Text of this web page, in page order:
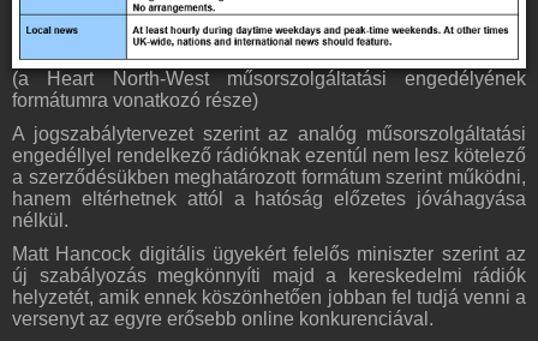
(a Heart North-West műsorszolgáltatási engedélyének
formátumra vonatkozó része)
A jogszabálytervezet szerint az analóg műsorszolgáltatási
engedéllyel rendelkező rádióknak ezentúl nem lesz kötelező
a szerződésükben meghatározott formátum szerint működni,
hanem eltérhetnek attól a hatóság előzetes jóváhagyása
nélkül.
Matt Hancock digitális ügyekért felelős miniszter szerint az
új szabályozás megkönnyíti majd a kereskedelmi rádiók
helyzetét, amik ennek köszönhetően jobban fel tudjá venni a
versenyt az egyre erősebb online konkurenciával.